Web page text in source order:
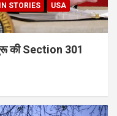
STORIES
USA
की Section 301